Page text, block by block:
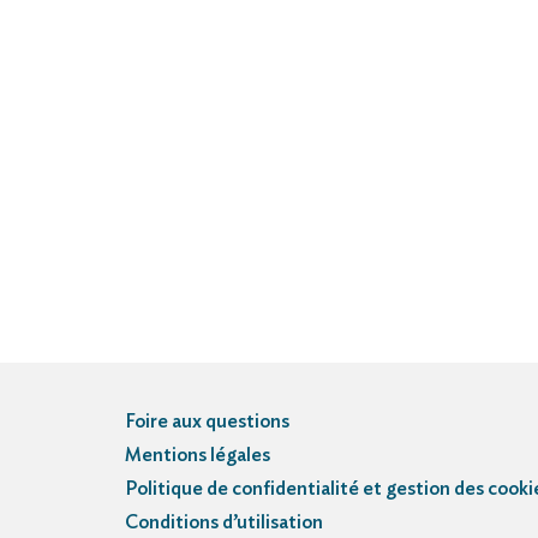
Foire aux questions
Mentions légales
Politique de confidentialité et gestion des
Conditions d’utilisation